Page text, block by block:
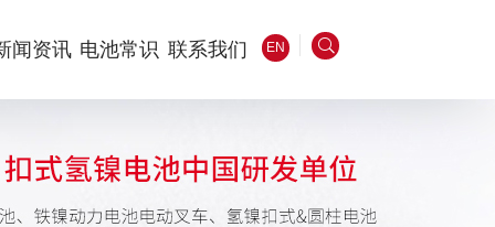
闻资讯 电池常识 联系我们 EN